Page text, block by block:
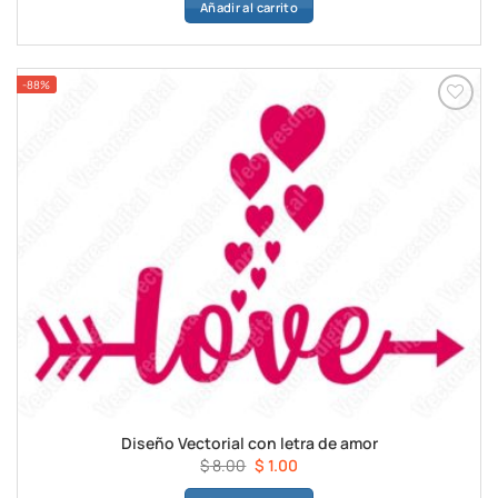
original
$ 8.00.
actual
$ 1.00.
Añadir al carrito
-88%
Diseño Vectorial con letra de amor
$8.00 El
precio
$ 1.00El
precio